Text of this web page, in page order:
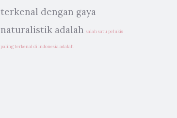
terkenal dengan gaya
naturalistik adalah salah satu pelukis
paling terkenal di indonesia adalah